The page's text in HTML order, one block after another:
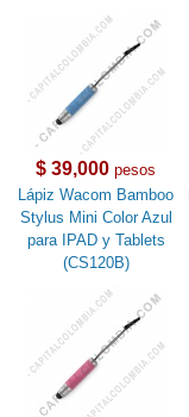
$ 39,000 pesos
Lápiz Wacom Bamboo
Stylus Mini Color Azul
para IPAD y Tablets
(CS120B)